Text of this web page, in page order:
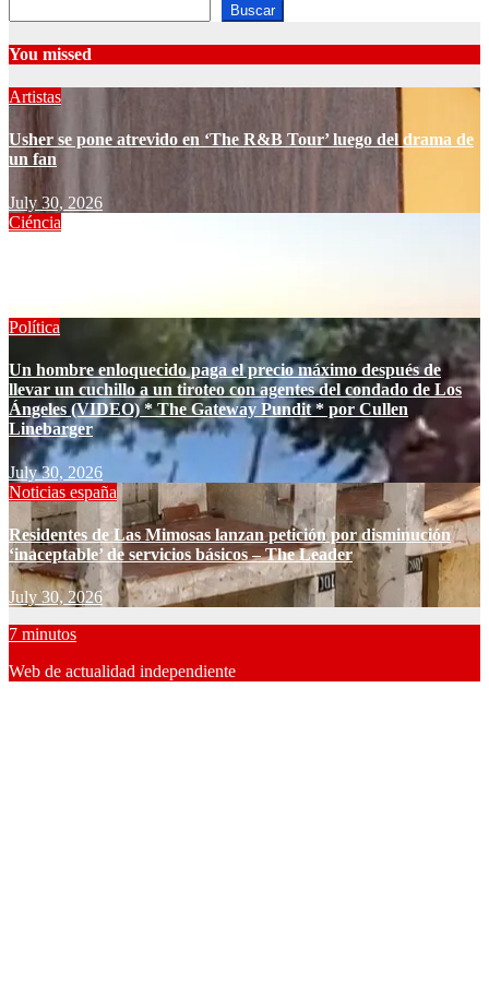
Buscar
You missed
Artistas
Usher se pone atrevido en ‘The R&B Tour’ luego del drama de
un fan
July 30, 2026
Ciéncia
Política
Un hombre enloquecido paga el precio máximo después de
llevar un cuchillo a un tiroteo con agentes del condado de Los
Ángeles (VIDEO) * The Gateway Pundit * por Cullen
Linebarger
July 30, 2026
Noticias españa
Residentes de Las Mimosas lanzan petición por disminución
‘inaceptable’ de servicios básicos – The Leader
July 30, 2026
7 minutos
Web de actualidad independiente